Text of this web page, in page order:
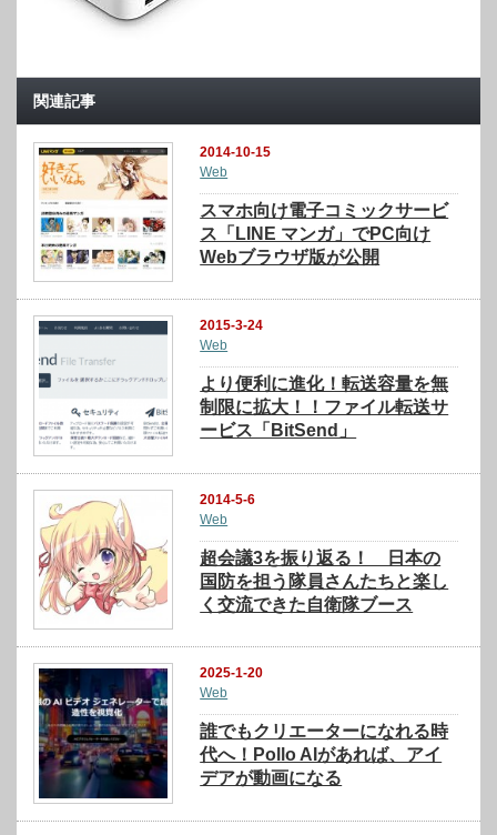
関連記事
2014-10-15
Web
スマホ向け電子コミックサービ
ス「LINE マンガ」でPC向け
Webブラウザ版が公開
2015-3-24
Web
より便利に進化！転送容量を無
制限に拡大！！ファイル転送サ
ービス「BitSend」
2014-5-6
Web
超会議3を振り返る！ 日本の
国防を担う隊員さんたちと楽し
く交流できた自衛隊ブース
2025-1-20
Web
誰でもクリエーターになれる時
代へ！Pollo AIがあれば、アイ
デアが動画になる